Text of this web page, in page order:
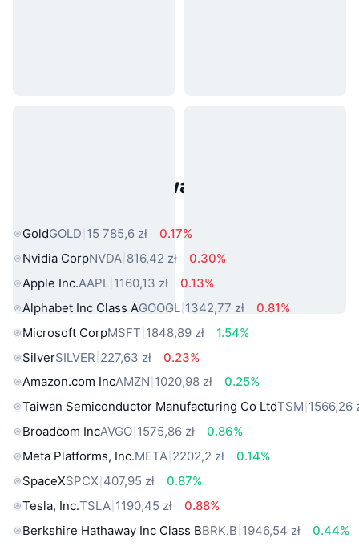
Popularne aktywa ze świata
GoldGOLD 15 785,6 zł
0.17%
Nvidia CorpNVDA 816,42 zł
0.30%
Apple Inc.AAPL 1160,13 zł
0.13%
Alphabet Inc Class AGOOGL 1342,77 zł
0.81%
Microsoft CorpMSFT 1848,89 zł
1.54%
SilverSILVER 227,63 zł
0.23%
Amazon.com IncAMZN 1020,98 zł
0.25%
Taiwan Semiconductor Manufacturing Co LtdTSM 1566,26
Broadcom IncAVGO 1575,86 zł
0.86%
Meta Platforms, Inc.META 2202,2 zł
0.14%
SpaceXSPCX 407,95 zł
0.87%
Tesla, Inc.TSLA 1190,45 zł
0.88%
Berkshire Hathaway Inc Class BBRK.B 1946,54 zł
0.44%